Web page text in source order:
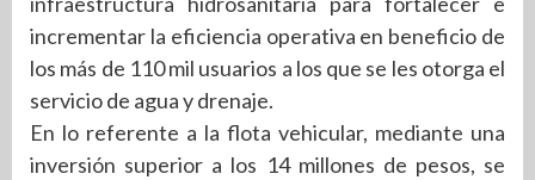
incrementar la eficiencia operativa en beneficio de
los más de 110 mil usuarios a los que se les otorga el
servicio de agua y drenaje.
En lo referente a la flota vehicular, mediante una
inversión superior a los 14 millones de pesos, se